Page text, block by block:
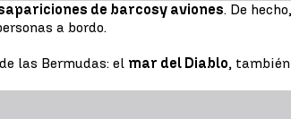
de barcosy aviones. De
a bordo.
las Bermudas: el mar del Diablo,